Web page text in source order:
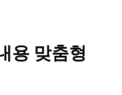
용 맞춤형